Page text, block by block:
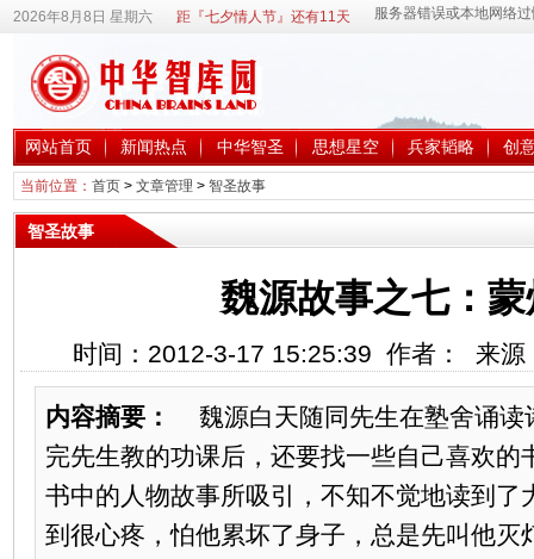
2026年8月8日 星期六 距『七夕情人节』还有11天
网站首页 新闻热点 中华智圣 思想星空 兵家韬略 创
当前位置： 首页> 文章管理 > 智圣故事
智圣故事
魏源故事之七：
时间：2012-3-17 15:25:39 作者： 来
内容摘要：
魏源白天随同先生在塾舍诵读
完先生教的功课后，还要找一些自己喜欢的
书中的人物故事所吸引，不知不觉地读到了
到很心疼，怕他累坏了身子，总是先叫他灭